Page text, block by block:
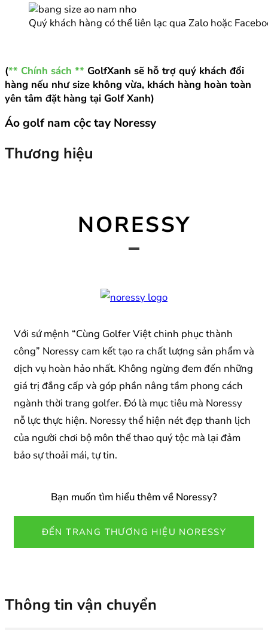
Quý khách hàng có thể liên lạc qua Zalo hoặc
(** Chính sách ** GolfXanh sẽ hỗ trợ quý khách đổi
hàng nếu như size không vừa, khách hàng hoàn toàn
yên tâm đặt hàng tại Golf Xanh)
Áo golf nam cộc tay Noressy
Thương hiệu
NORESSY
Với sứ mệnh “Cùng Golfer Việt chinh phục thành
công” Noressy cam kết tạo ra chất lượng sản phẩm và
dịch vụ hoàn hảo nhất. Không ngừng đem đến những
giá trị đẳng cấp và góp phần nâng tầm phong cách
ngành thời trang golfer. Đó là mục tiêu mà Noressy
nỗ lực thực hiện. Noressy thể hiện nét đẹp thanh lịch
của người chơi bộ môn thể thao quý tộc mà lại đảm
bảo sự thoải mái, tự tin.
Bạn muốn tìm hiểu thêm về Noressy?
ĐẾN TRANG THƯƠNG HIỆU NORESSY
Thông tin vận chuyển